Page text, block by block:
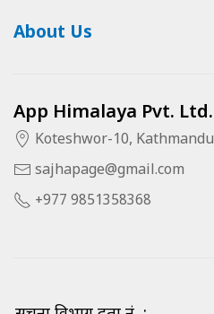
About Us
App Himalaya Pvt. Ltd.
Koteshwor-10, Kathmandu
sajhapage@gmail.com
+977 9851358368